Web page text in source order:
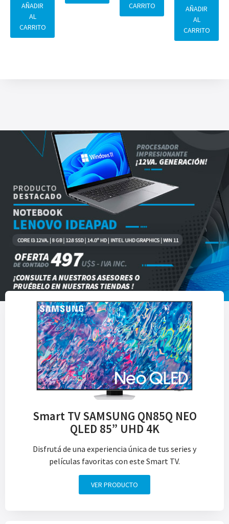
AÑADIR
AL
CARRITO
CARRITO
AÑADIR
AL
CARRITO
Smart TV SAMSUNG QN85Q NEO
QLED 85” UHD 4K
Disfrutá de una experiencia única de tus series y
películas favoritas con este Smart TV.
VER PRODUCTO